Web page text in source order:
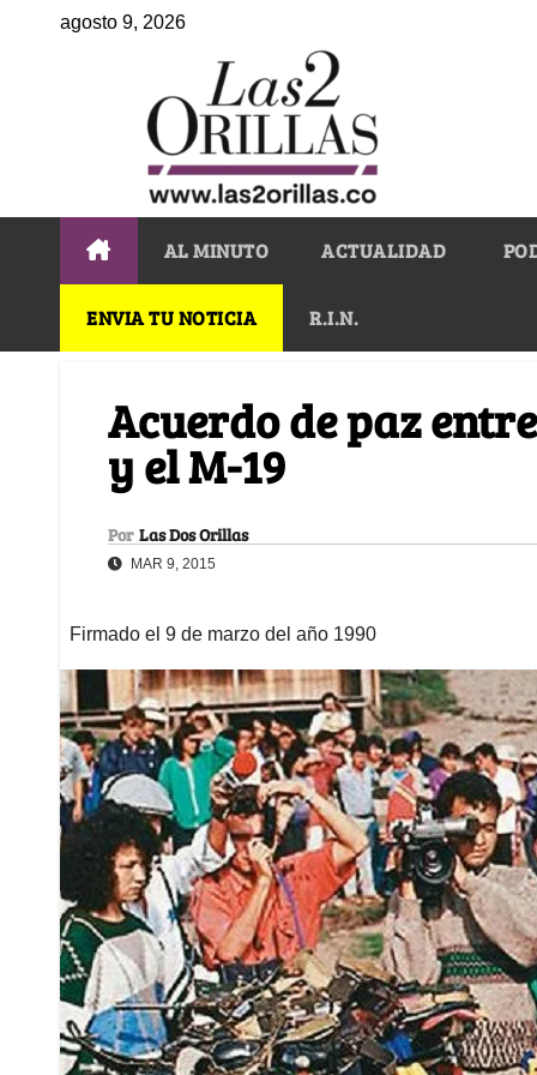
agosto 9, 2026
AL MINUTO ACTUALIDAD
ENVIA TU NOTICIA R.I.N.
Acuerdo de paz
y el M-19
Por Las Dos Orillas
MAR 9, 2015
Firmado el 9 de marzo del año 1990